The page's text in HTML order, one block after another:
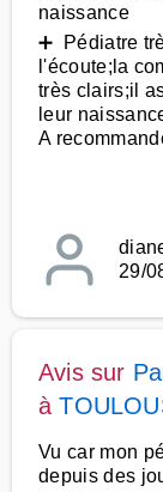
naissance
➕ Pédiatre
l'écoute;la
très clairs;il
leur
A
29/
Avis sur
à
Vu car mon
depuis des